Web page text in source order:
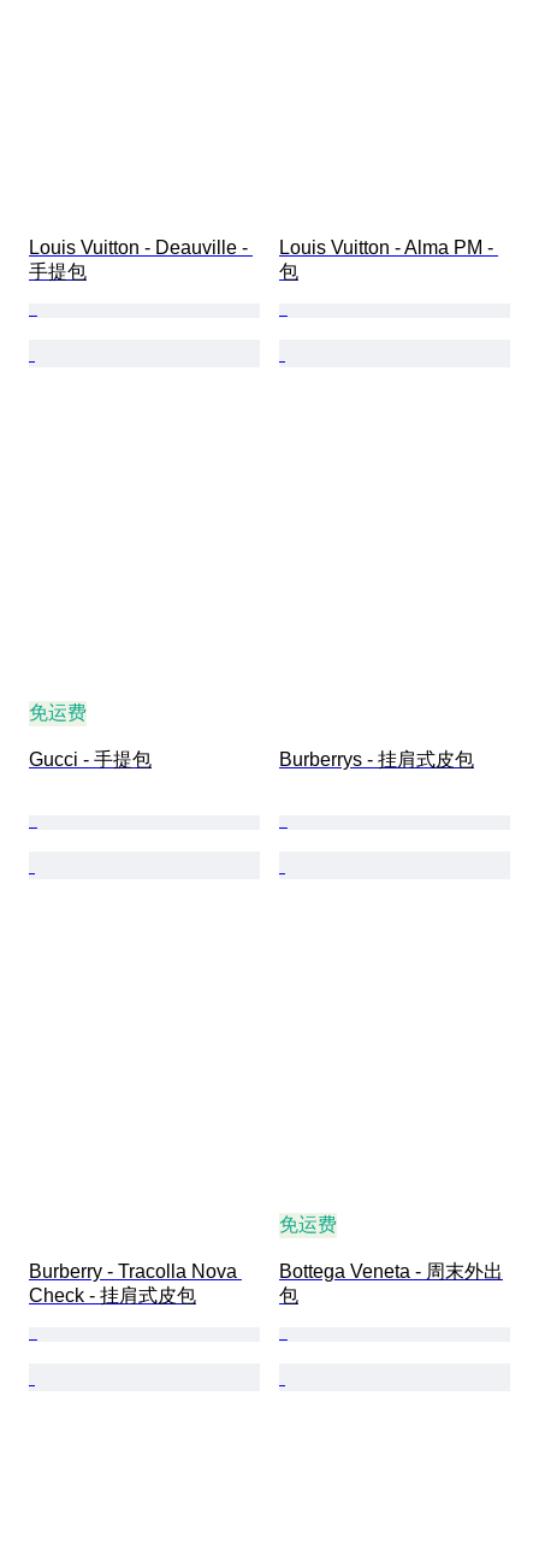
Louis Vuitton - Deauville -
手提包
Louis Vuitton - Alma PM -
包
免运费
Gucci - 手提包 Burberrys - 挂肩式皮包
Burberry - Tracolla Nova
Check - 挂肩式皮包
免运费
Bottega Veneta - 周末外出
包